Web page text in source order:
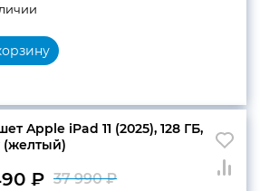
Apple iPad 11 (2025), 128 ГБ,
(желтый)
37 990₽
₽